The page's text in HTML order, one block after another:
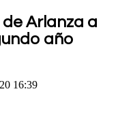
de Arlanza a
año
16:39